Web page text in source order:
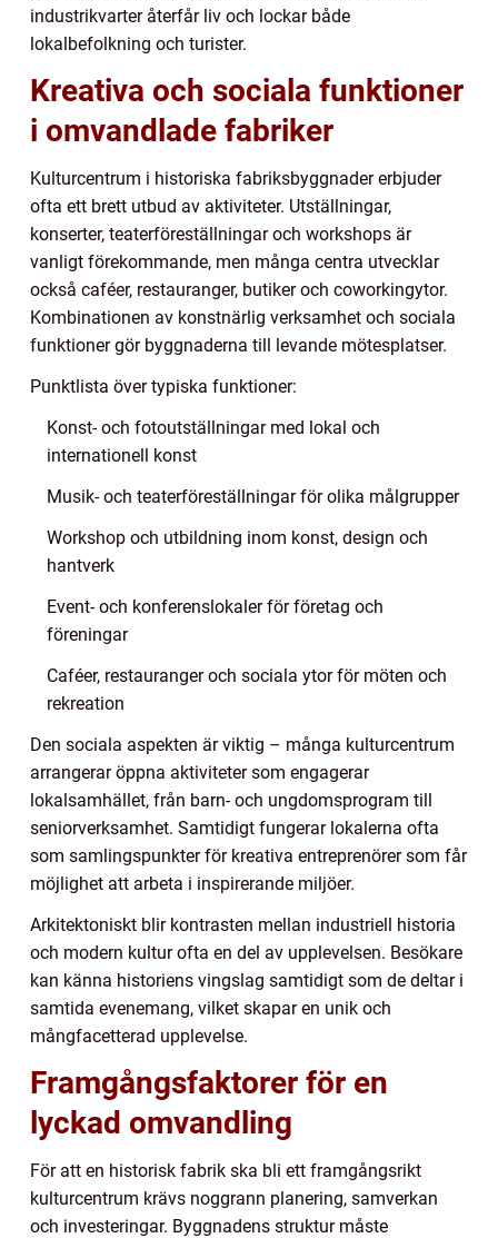
industrikvarter återfår liv och lockar både
lokalbefolkning och turister.
Kreativa och sociala funktioner
i omvandlade fabriker
Kulturcentrum i historiska fabriksbyggnader erbjuder
ofta ett brett utbud av aktiviteter. Utställningar,
konserter, teaterföreställningar och workshops är
vanligt förekommande, men många centra utvecklar
också caféer, restauranger, butiker och coworkingytor.
Kombinationen av konstnärlig verksamhet och sociala
funktioner gör byggnaderna till levande mötesplatser.
Punktlista över typiska funktioner:
Konst- och fotoutställningar med lokal och
internationell konst
Musik- och teaterföreställningar för olika målgrupper
Workshop och utbildning inom konst, design och
hantverk
Event- och konferenslokaler för företag och
föreningar
Caféer, restauranger och sociala ytor för möten och
rekreation
Den sociala aspekten är viktig – många kulturcentrum
arrangerar öppna aktiviteter som engagerar
lokalsamhället, från barn- och ungdomsprogram till
seniorverksamhet. Samtidigt fungerar lokalerna ofta
som samlingspunkter för kreativa entreprenörer som får
möjlighet att arbeta i inspirerande miljöer.
Arkitektoniskt blir kontrasten mellan industriell historia
och modern kultur ofta en del av upplevelsen. Besökare
kan känna historiens vingslag samtidigt som de deltar i
samtida evenemang, vilket skapar en unik och
mångfacetterad upplevelse.
Framgångsfaktorer för en
lyckad omvandling
För att en historisk fabrik ska bli ett framgångsrikt
kulturcentrum krävs noggrann planering, samverkan
och investeringar. Byggnadens struktur måste